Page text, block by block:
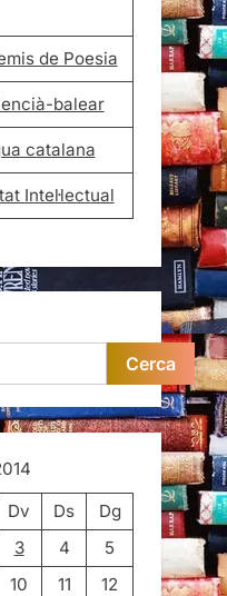
de Poesia
balear
catalana
Intel·lectual
Cerca
Dv Ds
Dg
3 4
5
10 11
12